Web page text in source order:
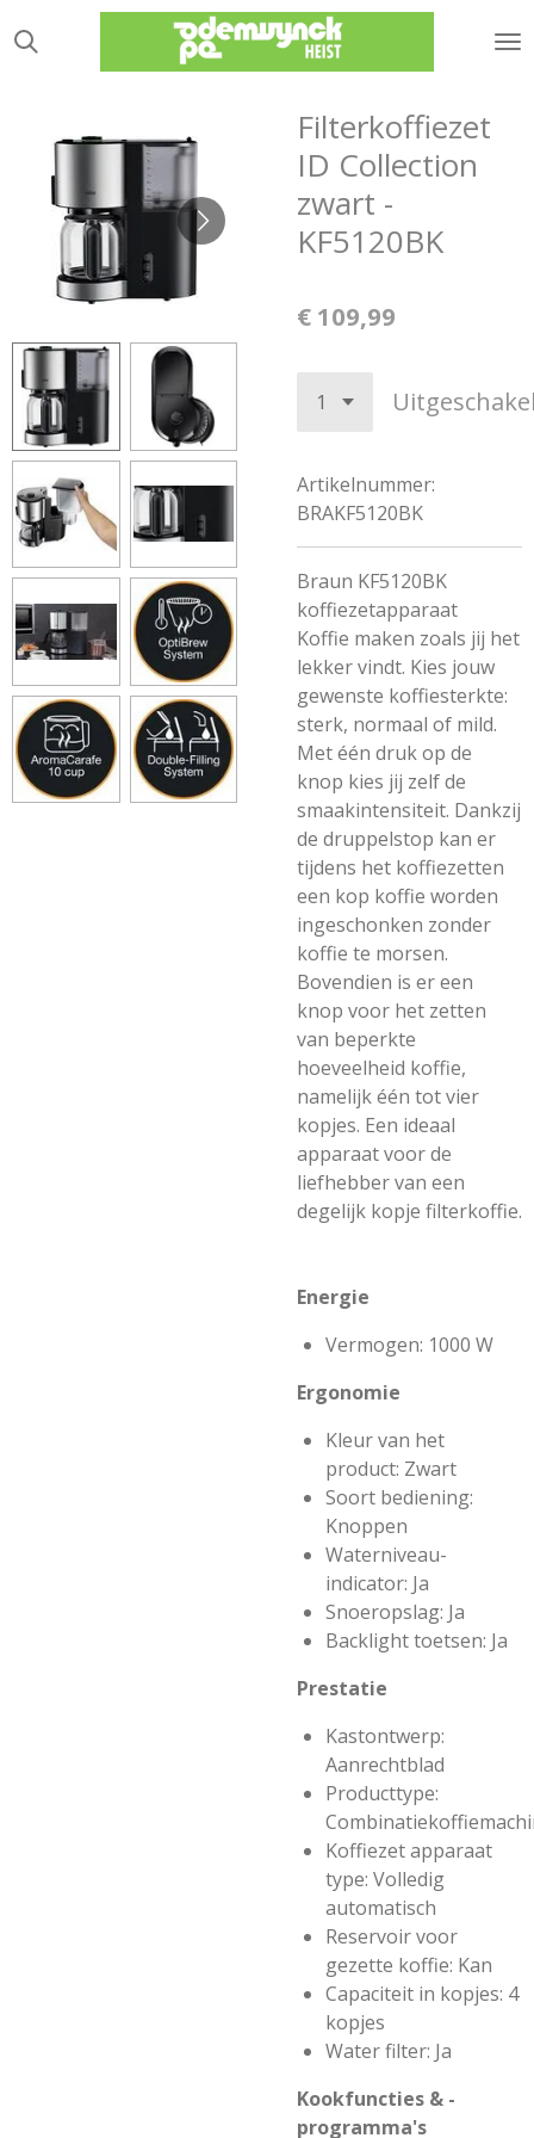
direct
hoofdinhoud
Filterkoffiezet
ID Collection
zwart -
KF5120BK
€ 109,99
Artikelnummer:
BRAKF5120BK
Braun KF5120BK
koffiezetapparaat
Koffie maken zoals jij het
lekker vindt. Kies jouw
gewenste koffiesterkte:
sterk, normaal of mild.
Met één druk op de
knop kies jij zelf de
smaakintensiteit. Dankzij
de druppelstop kan er
tijdens het koffiezetten
een kop koffie worden
ingeschonken zonder
koffie te morsen.
Bovendien is er een
knop voor het zetten
van beperkte
hoeveelheid koffie,
namelijk één tot vier
kopjes. Een ideaal
apparaat voor de
liefhebber van een
degelijk kopje filterkoffie.
Energie
Vermogen: 1000 W
Ergonomie
Kleur van het
product: Zwart
Soort bediening:
Knoppen
Waterniveau-
indicator: Ja
Snoeropslag: Ja
Backlight toetsen: Ja
Prestatie
Kastontwerp:
Aanrechtblad
Producttype:
Koffiezet apparaat
type: Volledig
automatisch
Reservoir voor
gezette koffie: Kan
Capaciteit in kopjes: 4
kopjes
Water filter: Ja
Kookfuncties & -
programma's